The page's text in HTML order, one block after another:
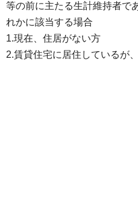
等の前に主たる生計維持者で
れかに該当する場合
1.現在、住居がない方
2.賃貸住宅に居住しているが